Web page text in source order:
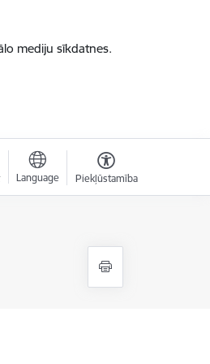
mediju sīkdatnes.
Language Piekļūstamība